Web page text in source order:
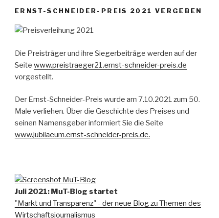
ERNST-SCHNEIDER-PREIS 2021 VERGEBEN
Die Preisträger und ihre Siegerbeiträge werden auf der
Seite www.preistraeger21.ernst-schneider-preis.de
vorgestellt.
Der Ernst-Schneider-Preis wurde am 7.10.2021 zum 50.
Male verliehen. Über die Geschichte des Preises und
seinen Namensgeber informiert Sie die Seite
www.jubilaeum.ernst-schneider-preis.de.
Juli 2021: MuT-Blog startet
"Markt und Transparenz" - der neue Blog zu Themen des
Wirtschaftsjournalismus